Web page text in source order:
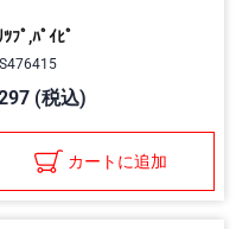
ﾌﾟ,ﾊﾟｲﾋﾟ
(税込)
カートに追加